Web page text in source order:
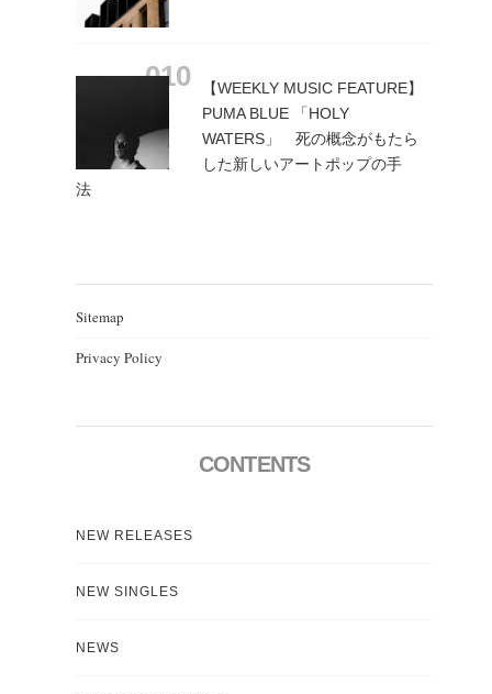
【WEEKLY MUSIC FEATURE】
PUMA BLUE 「HOLY
WATERS」 死の概念がもたら
した新しいアートポップの手
法
Sitemap
Privacy Policy
CONTENTS
NEW RELEASES
NEW SINGLES
NEWS